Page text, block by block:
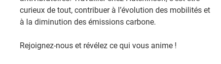
curieux de tout, contribuer à l’évolution des mobilités et
à la diminution des émissions carbone. ​
Rejoignez-nous et révélez ce qui vous anime !​